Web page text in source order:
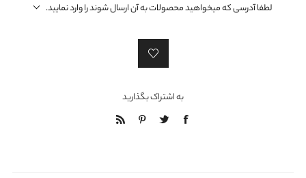
لطفا آدرسی که میخواهید محصولات به آن ارسال شوند را وارد نمایید.
به اشتراک بگذارید